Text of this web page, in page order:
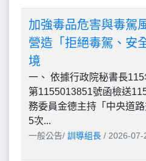
加強毒品危害與毒駕
營造「拒絕毒駕、安
境
一、 依據行政院秘書長
第1155013851號函檢送
務委員金德主持「中央道
5次...
一般公告/ 訓導組長 / 2026-07-